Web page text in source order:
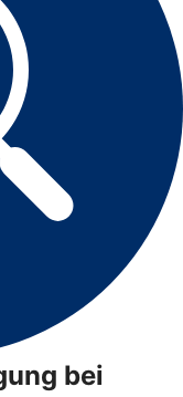
bei